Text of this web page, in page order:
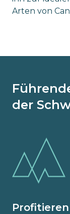
Arten von
der
Profitieren